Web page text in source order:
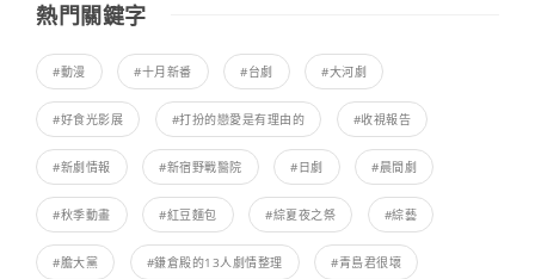
熱門關鍵字
#動漫 #十月新番 #台劇 #大河劇
#好食光影展 #打扮的戀愛是有理由的 #收視報告
#新劇情報 #新宿野戰醫院 #日劇 #晨間劇
#秋季動畫 #紅豆麵包 #綜夏夜之祭 #綜藝
#膽大黨 #鎌倉殿的13人劇情整理 #青島君很壞